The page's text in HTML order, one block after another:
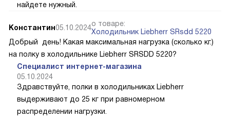
найдете нужный.
Константин05.10.2024о товаре:
Холодильник Liebherr SRsdd 5220
Добрый день! Какая максимальная нагрузка (сколько кг.)
на полку в холодильнике Liebherr SRSDD 5220?
Специалист интернет-магазина
05.10.2024
Здравствуйте, полки в холодильниках Liebherr
выдерживают до 25 кг при равномерном
распределении нагрузки.